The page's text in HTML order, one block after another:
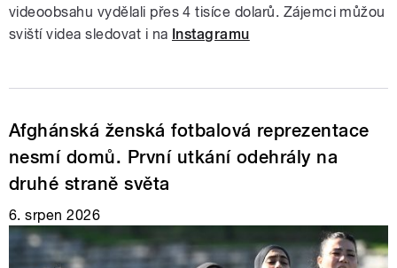
videoobsahu vydělali přes 4 tisíce dolarů. Zájemci můžou
sviští videa sledovat i na Instagramu
Afghánská ženská fotbalová reprezentace
nesmí domů. První utkání odehrály na
druhé straně světa
6. srpen 2026